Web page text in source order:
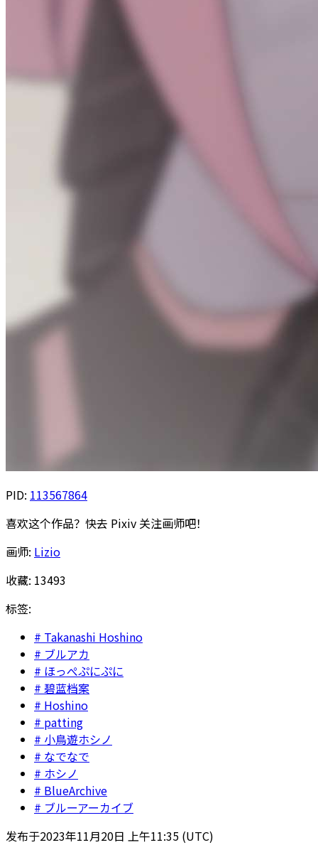
PID: 113567864
喜欢这个作品？快去 Pixiv 关注画师吧！
画师: Lizio
收藏: 13493
标签:
Takanashi Hoshino
ブルアカ
ほっぺぷにぷに
碧蓝档案
Hoshino
patting
小鳥遊ホシノ
なでなで
ホシノ
BlueArchive
ブルーアーカイブ
发布于2023年11月20日 上午11:35 (UTC)